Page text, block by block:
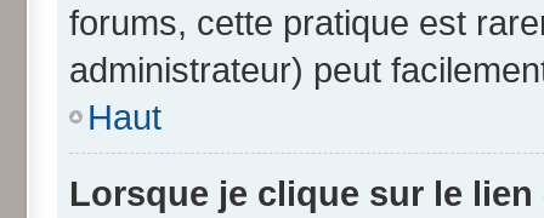
forums, cette pratique est
administrateur) peut
Haut
Lorsque je clique sur le lien